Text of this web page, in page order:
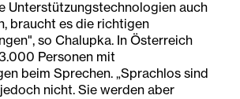
Unterstützungstechnologien auch
braucht es die richtigen
so Chalupka. In Österreich
Personen mit
beim Sprechen. „Sprachlos sind
nicht. Sie werden aber